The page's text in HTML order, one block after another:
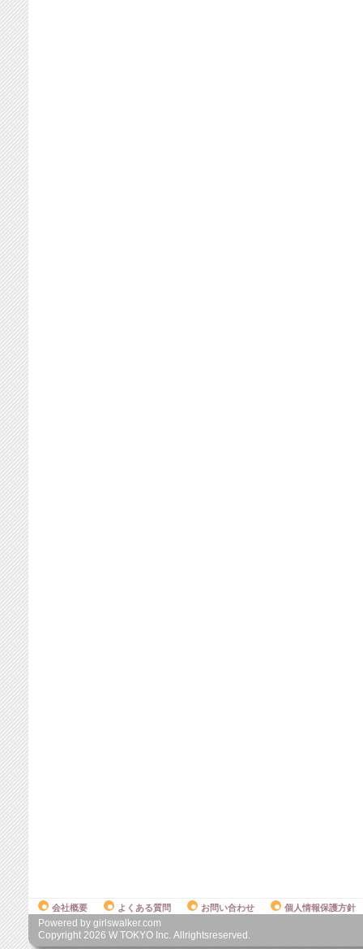
会社概要 よくある質問 お問い合わせ 個人情報保護方針
Powered by girlswalker.com
Copyright 2026 W TOKYO Inc. Allrightsreserved.